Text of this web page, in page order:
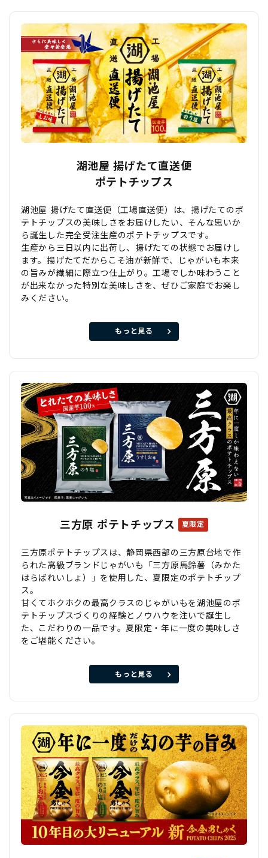
湖池屋 揚げたて直送便
ポテトチップス
湖池屋 揚げたて直送便（工場直送便）は、揚げたてのポ
テトチップスの美味しさをお届けしたい、そんな思いか
ら誕生した完全受注生産のポテトチップスです。
生産から三日以内に出荷し、揚げたての状態でお届けし
ます。揚げたてだからこそ油が新鮮で、じゃがいも本来
の旨みが繊細に際立つ仕上がり。工場でしか味わうこと
が出来なかった特別な美味しさを、ぜひご家庭でお楽し
みください。
もっと見る
三方原 ポテトチップス 夏限定
三方原ポテトチップスは、静岡県西部の三方原台地で作
られた高級ブランドじゃがいも「三方原馬鈴薯（みかた
はらばれいしょ）」を使用した、夏限定のポテトチップ
ス。
甘くてホクホクの最高クラスのじゃがいもを湖池屋のポ
テトチップスづくりの経験とノウハウを注いで誕生し
た、こだわりの一品です。夏限定・年に一度の美味しさ
をご堪能ください。
もっと見る